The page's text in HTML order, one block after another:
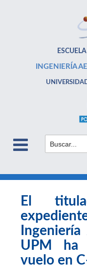
INGENIERÍA
El
UPM ha
vuelo en